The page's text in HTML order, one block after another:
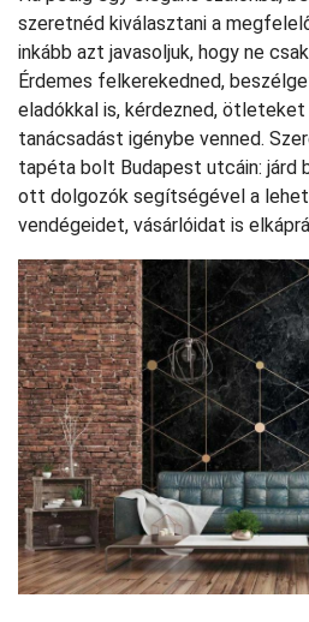
szeretnéd kiválasztani a
inkább azt javasoljuk, hogy ne
Érdemes felkerekedned,
eladókkal is, kérdezned,
tanácsadást igénybe venned.
tapéta bolt Budapest utcáin: járd
ott dolgozók segítségével a
vendégeidet, vásárlóidat is